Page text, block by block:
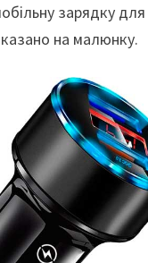
зарядку
на малюнку.